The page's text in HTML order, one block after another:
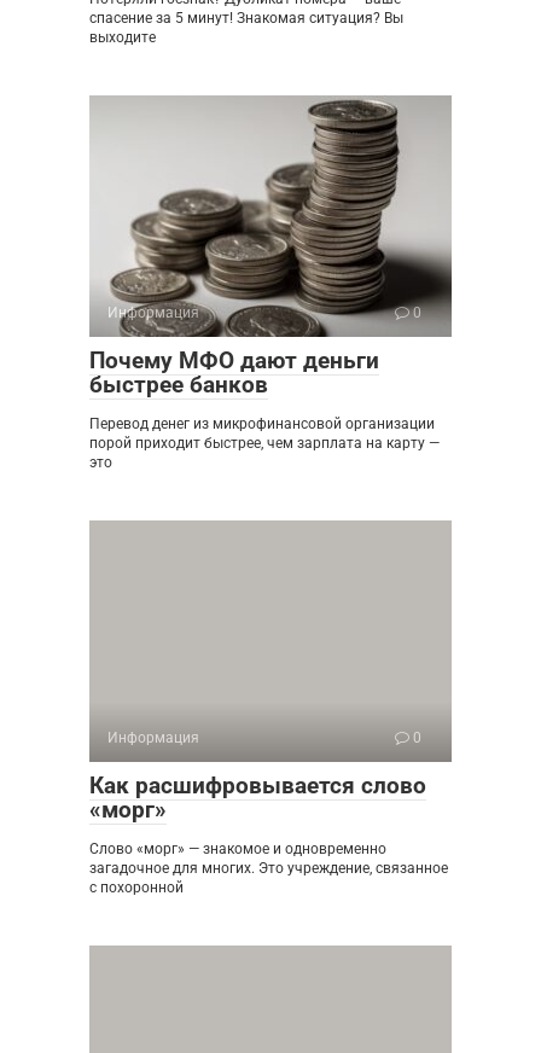
спасение за 5 минут! Знакомая ситуация? Вы
выходите
Информация 0
Почему МФО дают деньги
быстрее банков
Перевод денег из микрофинансовой организации
порой приходит быстрее, чем зарплата на карту —
это
Информация 0
Как расшифровывается слово
«морг»
Слово «морг» — знакомое и одновременно
загадочное для многих. Это учреждение, связанное
с похоронной